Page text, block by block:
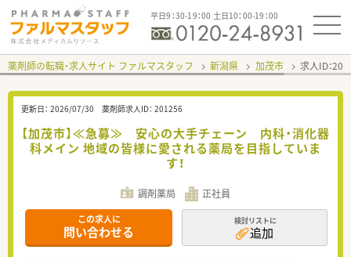
平日9：30-19：00 土日10：00-19：00
薬剤師の転職・求人サイト ファルマスタッフ 新潟県 加茂市 求人ID：
更新日： 2026/07/30 薬剤師求人ID： 201256
【加茂市】≪急募≫ 安心の大手チェーン 内科・消化器
科メイン 地域の皆様に愛される薬局を目指していま
す！
調剤薬局 正社員
この求人に
問い合わせる
検討リストに
追加